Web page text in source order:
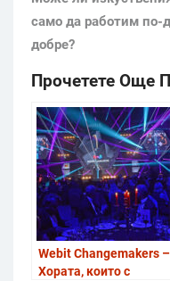
само да работим по-
добре?
Прочетете Още
Webit Changemakers –
Хората, които с